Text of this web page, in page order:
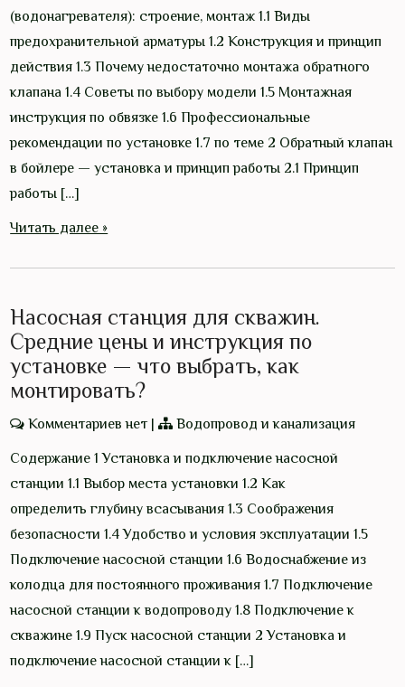
(водонагревателя): строение, монтаж 1.1 Виды
предохранительной арматуры 1.2 Конструкция и принцип
действия 1.3 Почему недостаточно монтажа обратного
клапана 1.4 Советы по выбору модели 1.5 Монтажная
инструкция по обвязке 1.6 Профессиональные
рекомендации по установке 1.7 по теме 2 Обратный клапан
в бойлере — установка и принцип работы 2.1 Принцип
работы […]
Читать далее »
Насосная станция для скважин.
Средние цены и инструкция по
установке — что выбрать, как
монтировать?
Комментариев нет | Водопровод и канализация
Содержание 1 Установка и подключение насосной
станции 1.1 Выбор места установки 1.2 Как
определить глубину всасывания 1.3 Соображения
безопасности 1.4 Удобство и условия эксплуатации 1.5
Подключение насосной станции 1.6 Водоснабжение из
колодца для постоянного проживания 1.7 Подключение
насосной станции к водопроводу 1.8 Подключение к
скважине 1.9 Пуск насосной станции 2 Установка и
подключение насосной станции к […]